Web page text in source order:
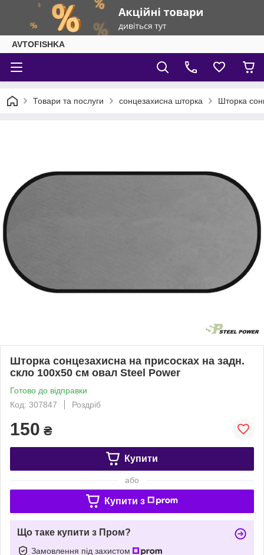
AVTOFISHKA
Товари та послуги сонцезахисна шторка Шторка
Шторка сонцезахисна на присосках на задн.
скло 100х50 см овал Steel Power
Готово до відправки
Код: 307847
Роздріб
150 ₴
Купити
або
Купити з
Що таке купити з Пром?
Замовлення під захистом